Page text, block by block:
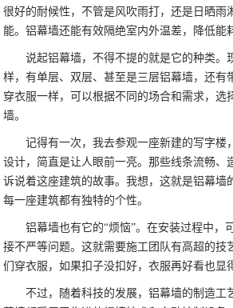
很好的耐候性，不管是风吹雨打，还是日晒雨
能。铝幕墙还能有效隔绝室内外温差，降低能
说起铝幕墙，不得不提的就是它的种类。
样，有单层、双层、甚至是三层铝幕墙，还有
穿衣服一样，可以根据不同的场合和需求，选
墙。
记得有一次，我去参观一座新建的写字楼
设计，简直是让人眼前一亮。那些线条流畅、
诉说着这座建筑的故事。我想，这就是铝幕
每一座建筑都有独特的个性。
铝幕墙也有它的“烦恼”。在安装过程中，
接不严等问题。这就需要施工团队有高超的技
们穿衣服，如果扣子没扣好，衣服再好看也显
不过，随着科技的发展，铝幕墙的制造工